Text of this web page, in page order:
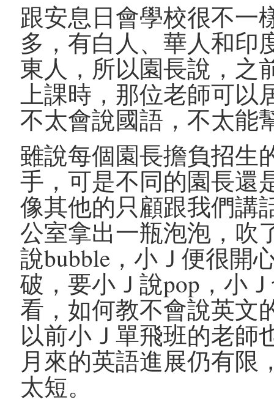
跟安息日會學校很不一
多，有白人、華人和印
東人，所以園長說，之
上課時，那位老師可以
不太會說國語，不太能
雖說每個園長擔負招生
手，可是不同的園長還
像其他的只顧跟我們講
公室拿出一瓶泡泡，吹
說bubble，小Ｊ便很開
破，要小Ｊ說pop，小
看，如何教不會說英文
以前小Ｊ單飛班的老師
月來的英語進展仍有限
太短。